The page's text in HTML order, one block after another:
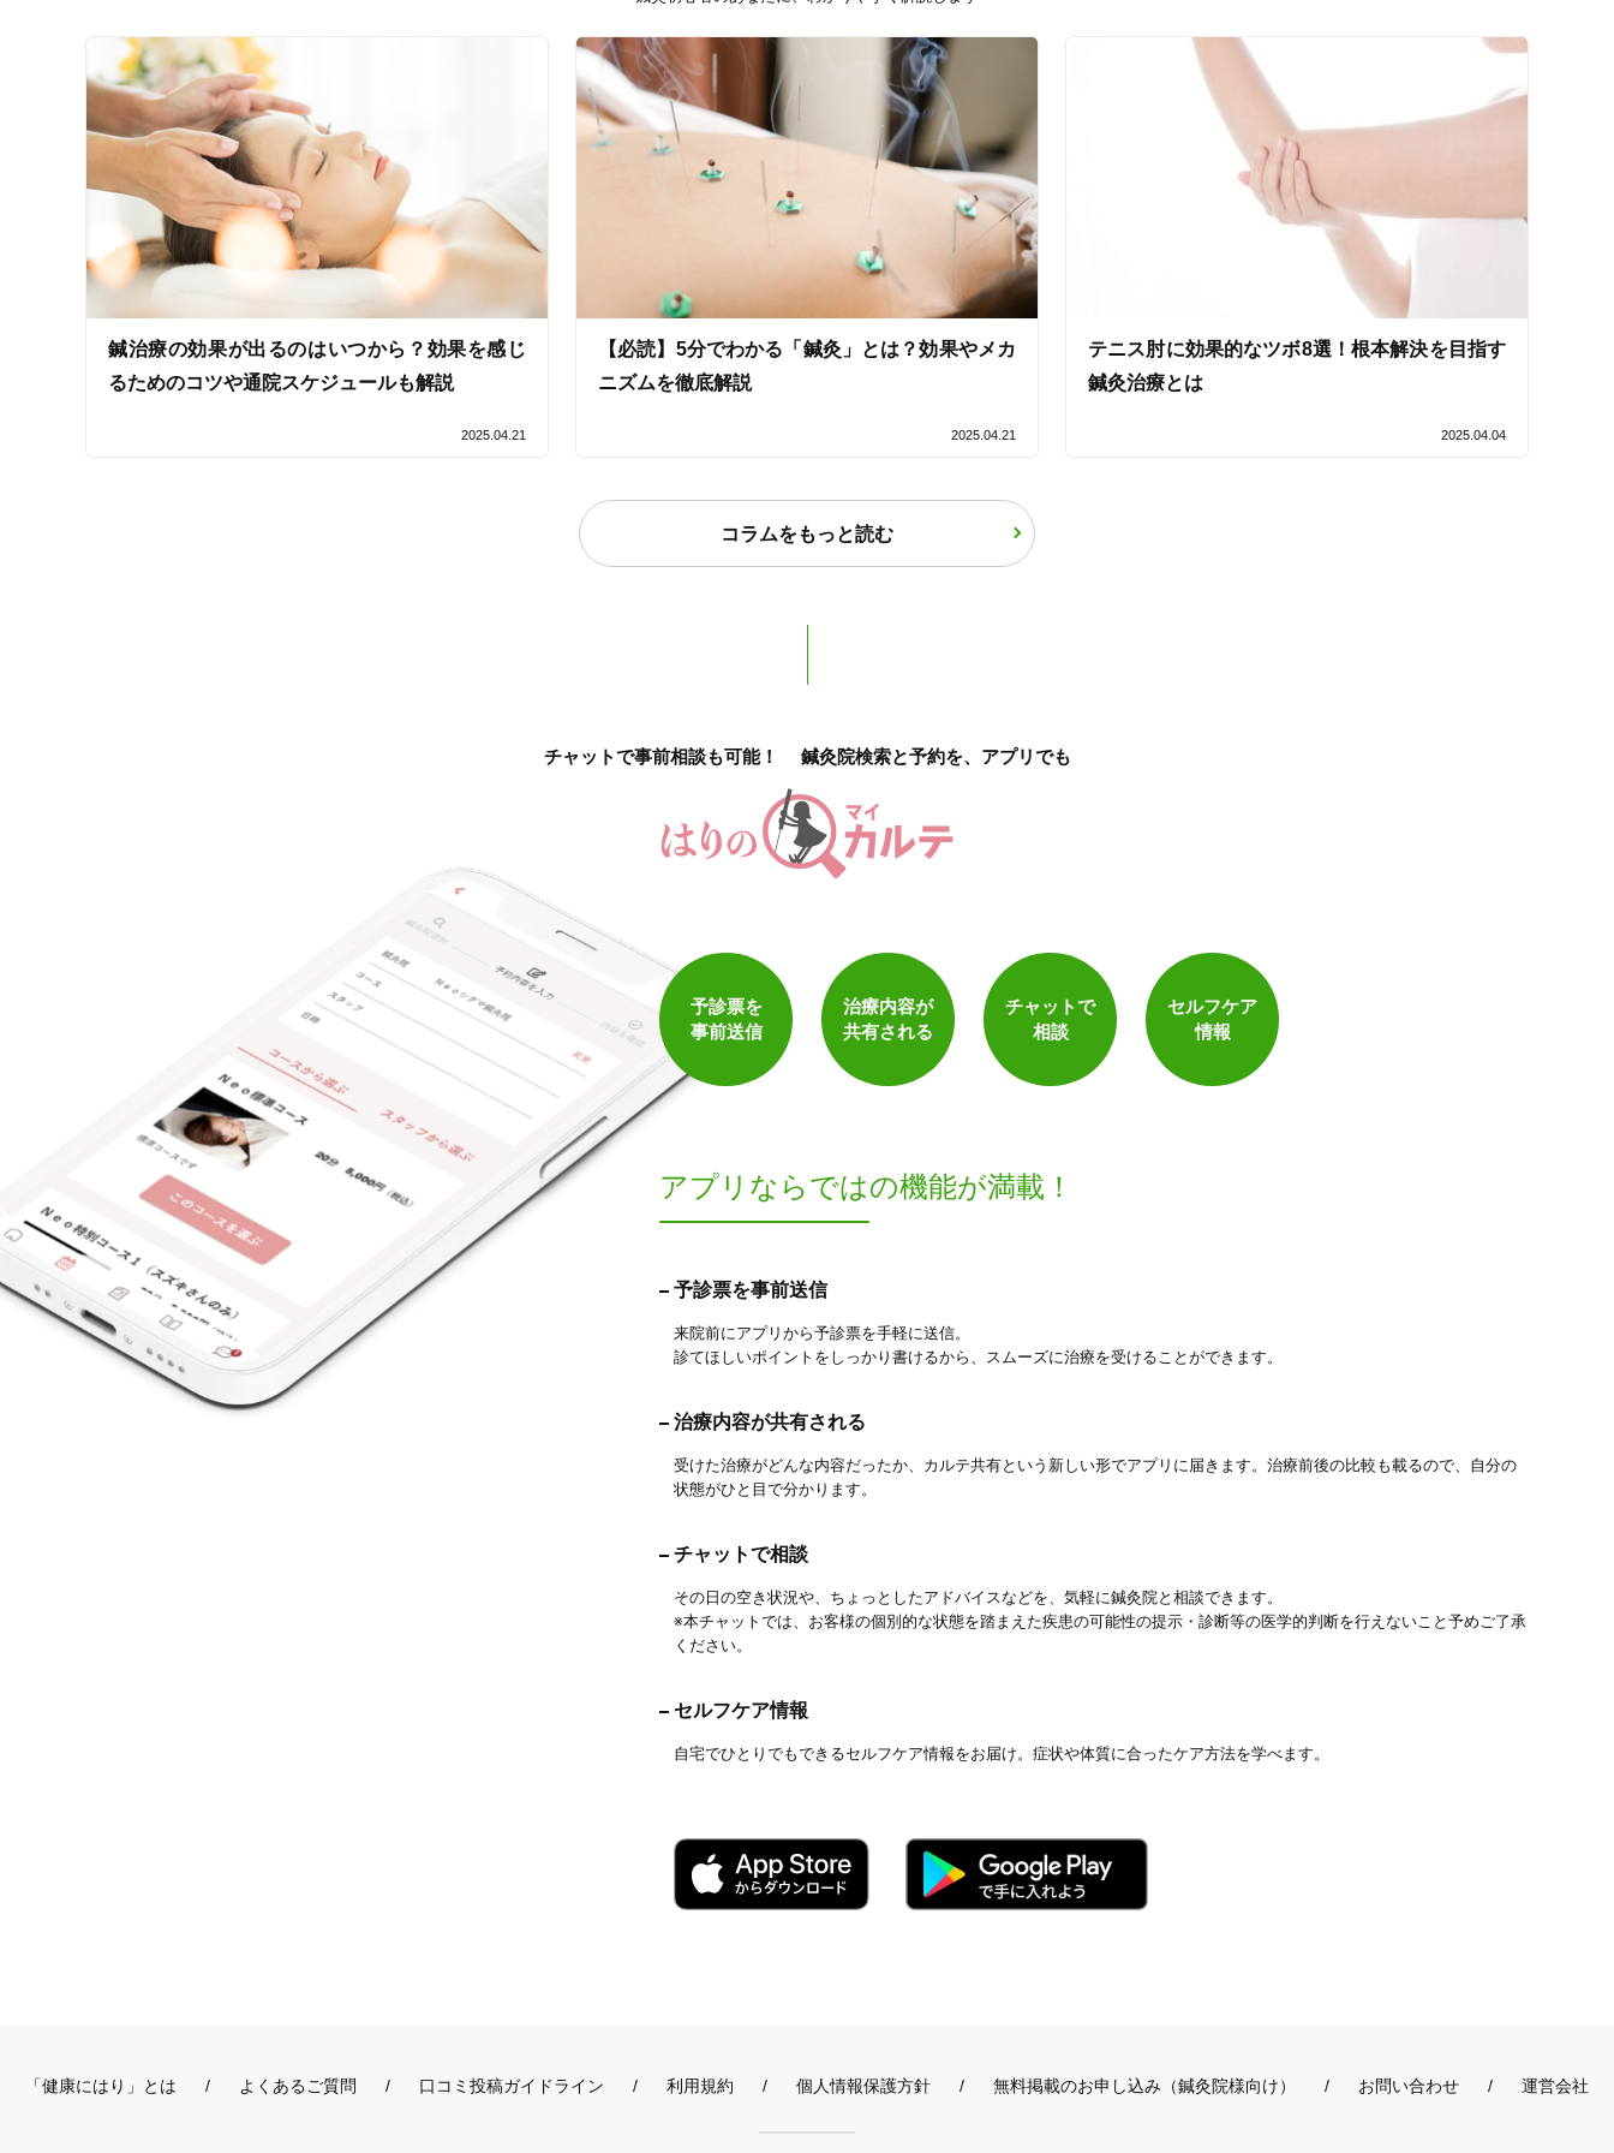
バリアフリー 個室完備
女性向けの特徴
女性スタッフ在籍 女性限定
接客・サービスの特徴
コロナ対応 丁寧な説明 セルフケアアドバイス
チャットでの事前相談 カルテ共有 経験豊富なスタッフ在籍
施術の特徴
保険適用の相談可 地域支援クーポン可
1 件 検索結果を見る
「健康にはりを見た」
鍼治療の効果が出るのはいつから？効果を感じ
るためのコツや通院スケジュールも解説
2025.04.21
【必読】5分でわかる「鍼灸」とは？効果やメカ
ニズムを徹底解説
2025.04.21
テニス肘に効果的なツボ8選！根本解決を目指す
鍼灸治療とは
2025.04.04
コラムをもっと読む
チャットで事前相談も可能！ 鍼灸院検索と予約を、アプリでも
予診票を
事前送信
治療内容が
共有される
チャットで
相談
セルフケア
情報
アプリならではの機能が満載！
予診票を事前送信
来院前にアプリから予診票を手軽に送信。
診てほしいポイントをしっかり書けるから、スムーズに治療を受けることができます。
治療内容が共有される
受けた治療がどんな内容だったか、カルテ共有という新しい形でアプリに届きます。治療前後の比較も載るので、自分の
状態がひと目で分かります。
チャットで相談
その日の空き状況や、ちょっとしたアドバイスなどを、気軽に鍼灸院と相談できます。
※本チャットでは、お客様の個別的な状態を踏まえた疾患の可能性の提示・診断等の医学的判断を行えないこと予めご了承
ください。
セルフケア情報
自宅でひとりでもできるセルフケア情報をお届け。症状や体質に合ったケア方法を学べます。
「健康にはり」とは よくあるご質問 口コミ投稿ガイドライン 利用規約 個人情報保護方針 無料掲載のお申し込み（鍼灸院様向け） お問い合わせ 運営会社